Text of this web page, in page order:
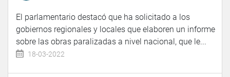
El parlamentario destacó que ha solicitado a los
gobiernos regionales y locales que elaboren un informe
sobre las obras paralizadas a nivel nacional, que le...
18-03-2022